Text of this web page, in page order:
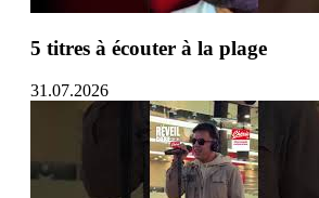
5 titres à écouter à la plage
31.07.2026